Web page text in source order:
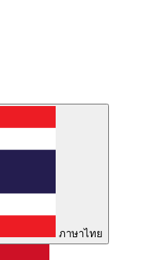
ภาษาไทย